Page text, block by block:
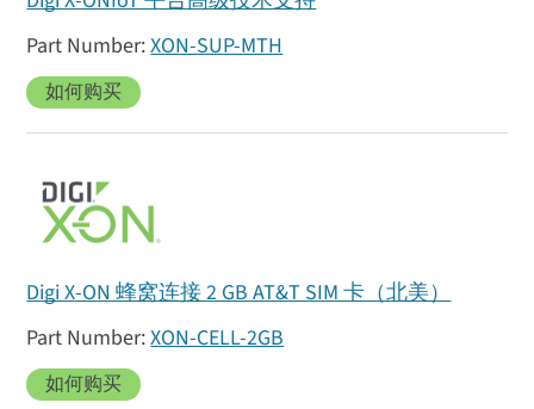
XON-SUP-MTH
如何购买
Digi X-ON 蜂窝连接 2 GB AT&T SIM 卡（北美）
XON-CELL-2GB
如何购买